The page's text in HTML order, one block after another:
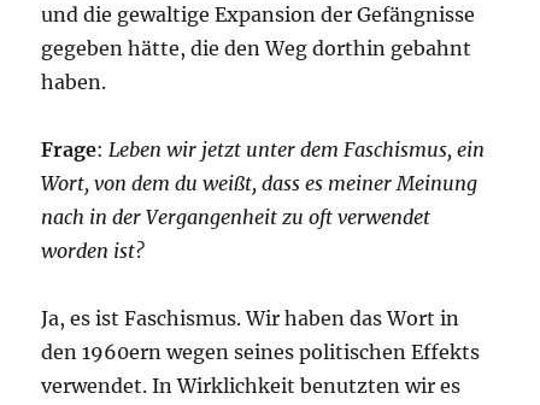
und die gewaltige Expansion der Gefängnisse
gegeben hätte, die den Weg dorthin gebahnt
haben.
Frage: Leben wir jetzt unter dem Faschismus, ein
Wort, von dem du weißt, dass es meiner Meinung
nach in der Vergangenheit zu oft verwendet
worden ist?
Ja, es ist Faschismus. Wir haben das Wort in
den 1960ern wegen seines politischen Effekts
verwendet. In Wirklichkeit benutzten wir es